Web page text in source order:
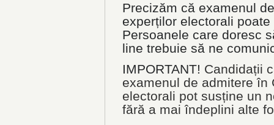
Precizăm că examenul
experților electorali
Persoanele care doresc
line trebuie să ne
IMPORTANT! Candidații
examenul de admitere în
electorali pot susține un
fără a mai îndeplini alte